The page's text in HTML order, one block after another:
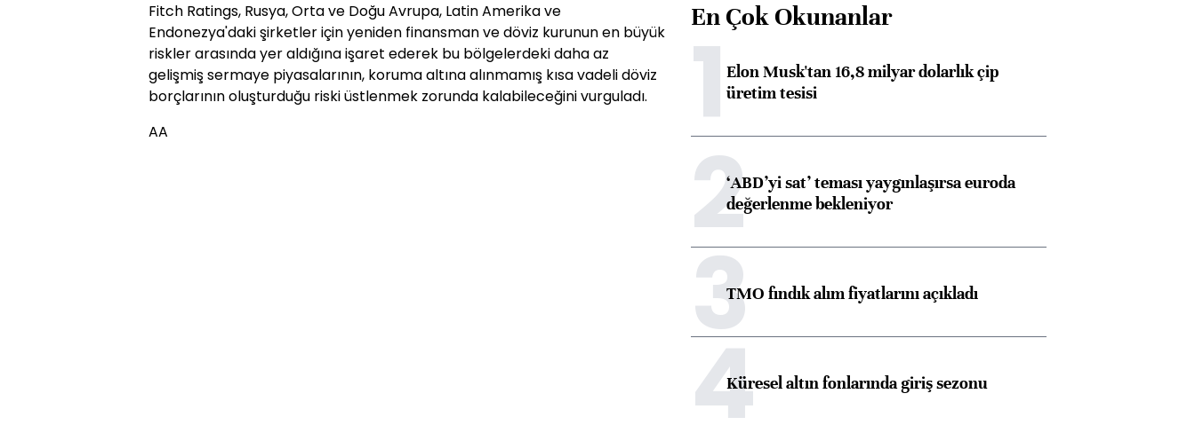
Fitch Ratings, Rusya, Orta ve Doğu Avrupa, Latin Amerika ve
Endonezya'daki şirketler için yeniden finansman ve döviz kurunun en büyük
riskler arasında yer aldığına işaret ederek bu bölgelerdeki daha az
gelişmiş sermaye piyasalarının, koruma altına alınmamış kısa vadeli döviz
borçlarının oluşturduğu riski üstlenmek zorunda kalabileceğini vurguladı.
AA
En Çok Okunanlar
1Elon Musk'tan 16,8 milyar dolarlık çip
üretim tesisi
2‘ABD’yi sat’ teması yaygınlaşırsa euroda
değerlenme bekleniyor
3TMO fındık alım fiyatlarını açıkladı
4Küresel altın fonlarında giriş sezonu